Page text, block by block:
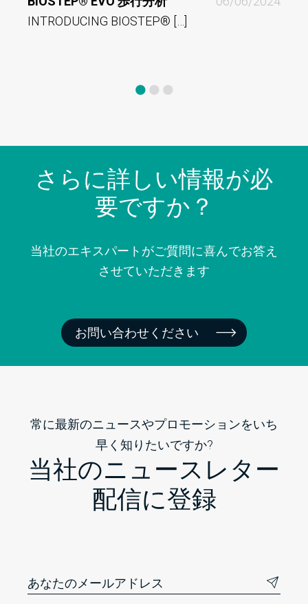
INTRODUCING BIOSTEP® […]
さらに詳しい情報が必
要ですか？
当社のエキスパートがご質問に喜んでお答え
させていただきます
お問い合わせください
常に最新のニュースやプロモーションをいち
早く知りたいですか?
当社のニュースレター
配信に登録